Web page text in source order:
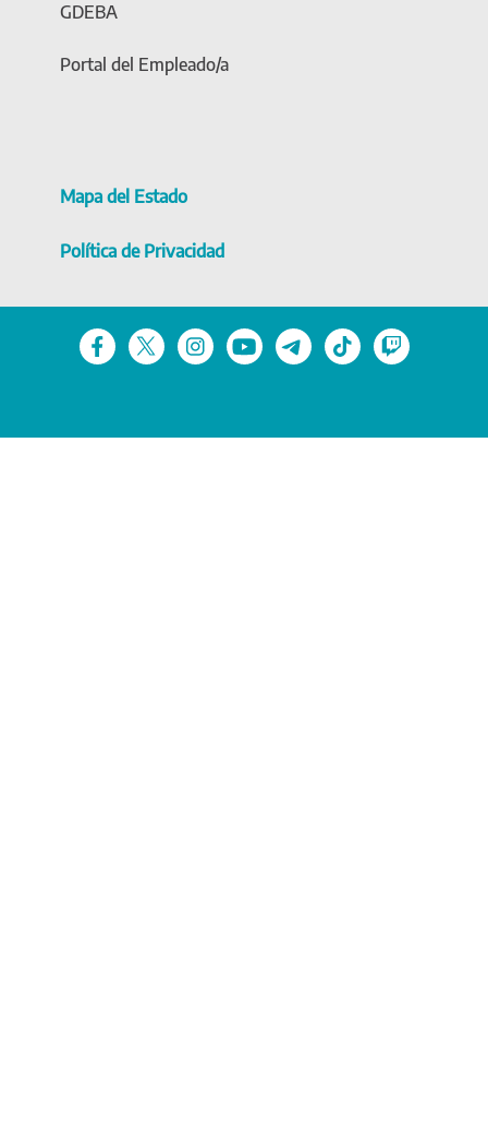
GDEBA
Portal del Empleado/a
Mapa del Estado
Política de Privacidad